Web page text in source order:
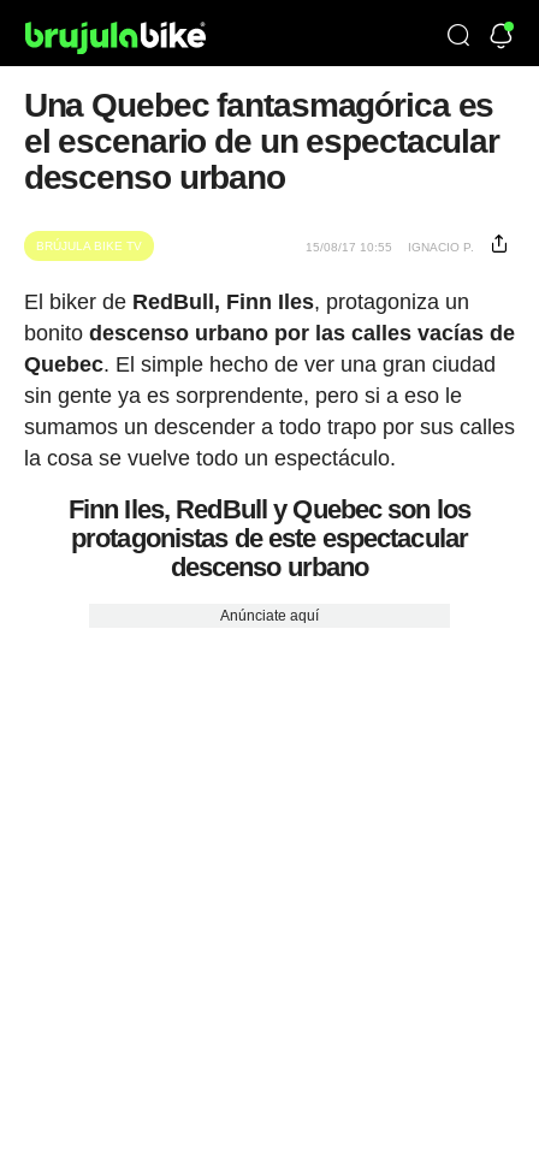
Una Quebec fantasmagórica es
el escenario de un espectacular
descenso urbano
BRÚJULA BIKE TV 15/08/17 10:55 IGNACIO P.
El biker de RedBull, Finn Iles, protagoniza un
bonito descenso urbano por las calles vacías de
Quebec. El simple hecho de ver una gran ciudad
sin gente ya es sorprendente, pero si a eso le
sumamos un descender a todo trapo por sus calles
la cosa se vuelve todo un espectáculo.
Finn Iles, RedBull y Quebec son los
protagonistas de este espectacular
descenso urbano
Anúnciate aquí